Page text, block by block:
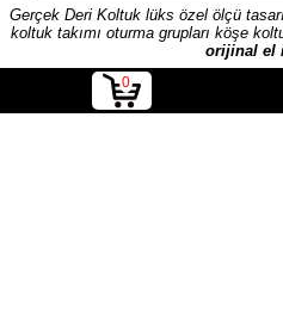
Gerçek Deri Koltuk lüks özel ölçü
koltuk takımı oturma grupları köşe
orijinal el
0